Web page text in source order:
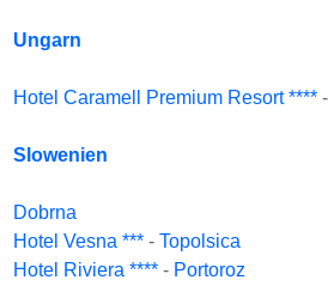
Ungarn
Hotel Caramell Premium Resort **** -
Slowenien
Dobrna
Hotel Vesna *** - Topolsica
Hotel Riviera **** - Portoroz